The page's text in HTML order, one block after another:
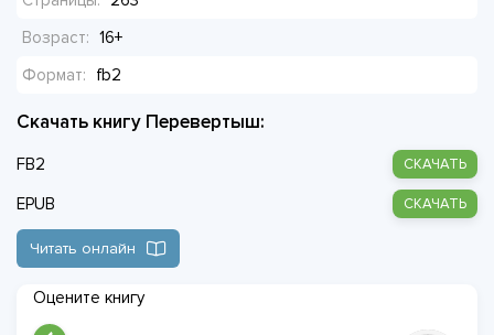
Возраст: 16+
Формат:
fb2
Скачать книгу Перевертыш:
FB2 СКАЧАТЬ
EPUB СКАЧАТЬ
Читать онлайн
Оцените книгу